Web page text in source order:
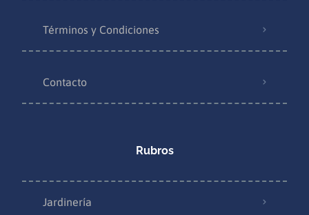
Términos y Condiciones
Contacto
Rubros
Jardinería